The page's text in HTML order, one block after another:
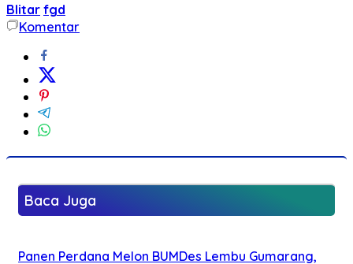
Blitar fgd
Komentar
Baca Juga
Panen Perdana Melon BUMDes Lembu Gumarang,